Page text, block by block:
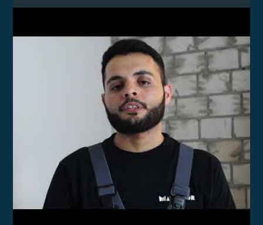
Das Video wird von YouTube eingebettet.
Datenschutzerklärungenvon Google.